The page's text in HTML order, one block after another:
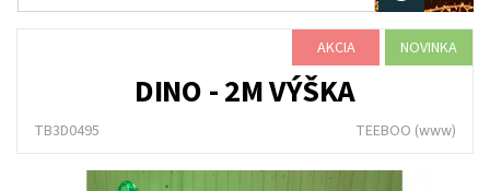
AKCIA NOVINKA
DINO - 2M VÝŠKA
TB3D0495 TEEBOO (www)